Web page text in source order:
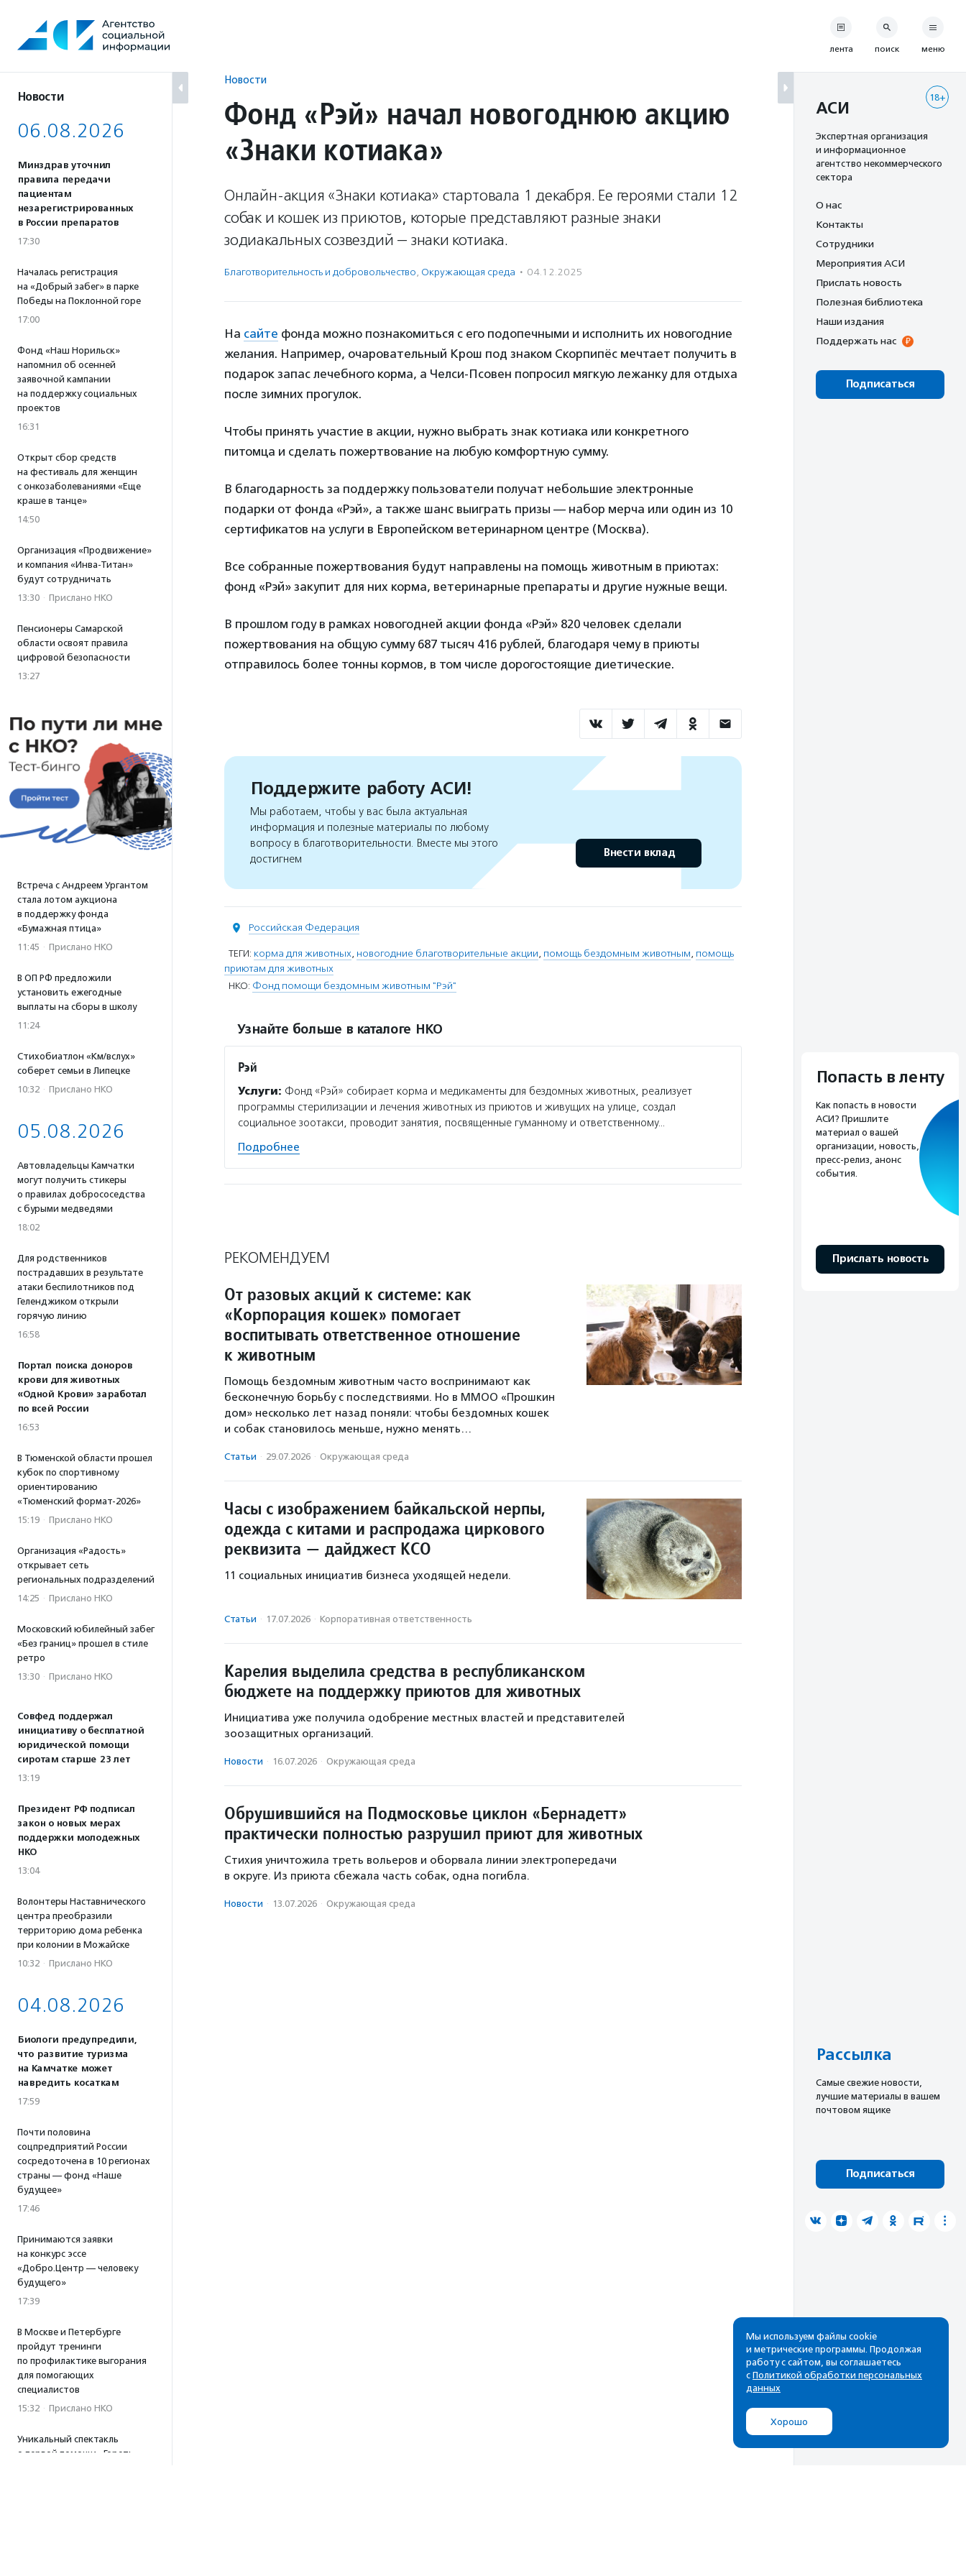
содержанию
Новости
06.08.2026
Минздрав уточнил
правила передачи
пациентам
незарегистрированных
в России препаратов
17:30
Началась регистрация
на «Добрый забег» в парке
Победы на Поклонной горе
17:00
Фонд «Наш Норильск»
напомнил об осенней
заявочной кампании
на поддержку социальных
проектов
16:31
Открыт сбор средств
на фестиваль для женщин
с онкозаболеваниями «Еще
краше в танце»
14:50
Организация «Продвижение»
и компания «Инва-Титан»
будут сотрудничать
13:30 · Прислано НКО
Пенсионеры Самарской
области освоят правила
цифровой безопасности
13:27
Встреча с Андреем Ургантом
стала лотом аукциона
в поддержку фонда
«Бумажная птица»
11:45 · Прислано НКО
В ОП РФ предложили
установить ежегодные
выплаты на сборы в школу
11:24
Стихобиатлон «Км/вслух»
соберет семьи в Липецке
10:32 · Прислано НКО
05.08.2026
Автовладельцы Камчатки
могут получить стикеры
о правилах добрососедства
с бурыми медведями
18:02
Для родственников
пострадавших в результате
атаки беспилотников под
Геленджиком открыли
горячую линию
16:58
Портал поиска доноров
крови для животных
«Одной Крови» заработал
по всей России
16:53
В Тюменской области прошел
кубок по спортивному
ориентированию
«Тюменский формат-2026»
15:19 · Прислано НКО
Организация «Радость»
открывает сеть
региональных подразделений
14:25 · Прислано НКО
Московский юбилейный забег
«Без границ» прошел в стиле
ретро
13:30 · Прислано НКО
Совфед поддержал
инициативу о бесплатной
юридической помощи
сиротам старше 23 лет
13:19
Президент РФ подписал
закон о новых мерах
поддержки молодежных
НКО
13:04
Волонтеры Наставнического
центра преобразили
территорию дома ребенка
при колонии в Можайске
10:32 · Прислано НКО
04.08.2026
Биологи предупредили,
что развитие туризма
на Камчатке может
навредить косаткам
17:59
Почти половина
соцпредприятий России
сосредоточена в 10 регионах
страны — фонд «Наше
будущее»
17:46
Принимаются заявки
на конкурс эссе
«Добро.Центр — человеку
будущего»
17:39
В Москве и Петербурге
пройдут тренинги
по профилактике выгорания
для помогающих
специалистов
15:32 · Прислано НКО
Уникальный спектакль
о первой помощи «Гореть
Новости
Фонд «Рэй» начал новогоднюю акцию
«Знаки котиака»
Онлайн-акция «Знаки котиака» стартовала 1 декабря. Ее героями стали 12
собак и кошек из приютов, которые представляют разные знаки
зодиакальных созвездий — знаки котиака.
Благотвори­тель­ность и доброволь­чест­во, Окружающая среда · 04.12.2025
На сайте фонда можно познакомиться с его подопечными и исполнить их новогодние
желания. Например, очаровательный Крош под знаком Скорпипёс мечтает получить в
подарок запас лечебного корма, а Челси-Псовен попросил мягкую лежанку для отдыха
после зимних прогулок.
Чтобы принять участие в акции, нужно выбрать знак котиака или конкретного
питомца и сделать пожертвование на любую комфортную сумму.
В благодарность за поддержку пользователи получат небольшие электронные
подарки от фонда «Рэй», а также шанс выиграть призы — набор мерча или один из 10
сертификатов на услуги в Европейском ветеринарном центре (Москва).
Все собранные пожертвования будут направлены на помощь животным в приютах:
фонд «Рэй» закупит для них корма, ветеринарные препараты и другие нужные вещи.
В прошлом году в рамках новогодней акции фонда «Рэй» 820 человек сделали
пожертвования на общую сумму 687 тысяч 416 рублей, благодаря чему в приюты
отправилось более тонны кормов, в том числе дорогостоящие диетические.
Поддержите работу АСИ!
Мы работаем, чтобы у вас была актуальная
информация и полезные материалы по любому
вопросу в благотворительности. Вместе мы этого
достигнем
Внести вклад
Российская Федерация
ТЕГИ: корма для животных, новогодние благотворительные акции, помощь бездомным животным, помощь
приютам для животных
НКО: Фонд помощи бездомным животным "Рэй"
Узнайте больше в каталоге НКО
Рэй
Услуги: Фонд «Рэй» собирает корма и медикаменты для бездомных животных, реализует
программы стерилизации и лечения животных из приютов и живущих на улице, создал
социальное зоотакси, проводит занятия, посвященные гуманному и ответственному…
Подробнее
РЕКОМЕНДУЕМ
От разовых акций к системе: как
«Корпорация кошек» помогает
воспитывать ответственное отношение
к животным
Помощь бездомным животным часто воспринимают как
бесконечную борьбу с последствиями. Но в ММОО «Прошкин
дом» несколько лет назад поняли: чтобы бездомных кошек
и собак становилось меньше, нужно менять…
Статьи · 29.07.2026 · Окружающая среда
Часы с изображением байкальской нерпы,
одежда с китами и распродажа циркового
реквизита — дайджест КСО
11 социальных инициатив бизнеса уходящей недели.
Статьи · 17.07.2026 · Корпоративная ответственность
Карелия выделила средства в республиканском
бюджете на поддержку приютов для животных
Инициатива уже получила одобрение местных властей и представителей
зоозащитных организаций.
Новости · 16.07.2026 · Окружающая среда
Обрушившийся на Подмосковье циклон «Бернадетт»
практически полностью разрушил приют для животных
Стихия уничтожила треть вольеров и оборвала линии электропередачи
в округе. Из приюта сбежала часть собак, одна погибла.
Новости · 13.07.2026 · Окружающая среда
лента поиск меню
18+
АСИ
Экспертная организация
и информационное
агентство некоммерческого
сектора
О нас
Контакты
Сотрудники
Мероприятия АСИ
Прислать новость
Полезная библиотека
Наши издания
Поддержать нас
Подписаться
Попасть в ленту
Как попасть в новости
АСИ? Пришлите
материал о вашей
организации, новость,
пресс-релиз, анонс
события.
Прислать новость
Рассылка
Cамые свежие новости,
лучшие материалы в вашем
почтовом ящике
Подписаться
Мы используем файлы cookie
и метрические программы. Продолжая
работу с сайтом, вы соглашаетесь
с Политикой обработки персональных
данных
Хорошо